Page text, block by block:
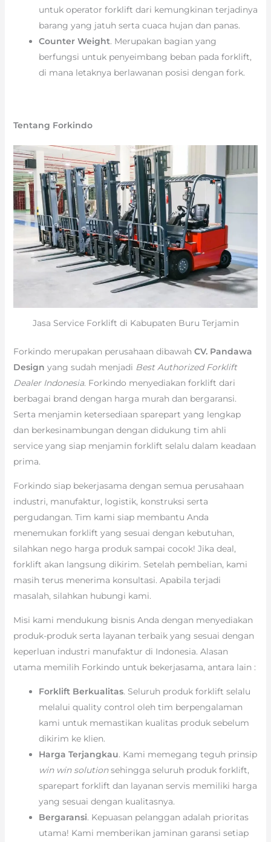
untuk operator forklift dari kemungkinan terjadinya
barang yang jatuh serta cuaca hujan dan panas.
Counter Weight. Merupakan bagian yang
berfungsi untuk penyeimbang beban pada forklift,
di mana letaknya berlawanan posisi dengan fork.
Tentang Forkindo
Jasa Service Forklift di Kabupaten Buru Terjamin
Forkindo merupakan perusahaan dibawah CV. Pandawa
Design yang sudah menjadi Best Authorized Forklift
Dealer Indonesia. Forkindo menyediakan forklift dari
berbagai brand dengan harga murah dan bergaransi.
Serta menjamin ketersediaan sparepart yang lengkap
dan berkesinambungan dengan didukung tim ahli
service yang siap menjamin forklift selalu dalam keadaan
prima.
Forkindo siap bekerjasama dengan semua perusahaan
industri, manufaktur, logistik, konstruksi serta
pergudangan. Tim kami siap membantu Anda
menemukan forklift yang sesuai dengan kebutuhan,
silahkan nego harga produk sampai cocok! Jika deal,
forklift akan langsung dikirim. Setelah pembelian, kami
masih terus menerima konsultasi. Apabila terjadi
masalah, silahkan hubungi kami.
Misi kami mendukung bisnis Anda dengan menyediakan
produk-produk serta layanan terbaik yang sesuai dengan
keperluan industri manufaktur di Indonesia. Alasan
utama memilih Forkindo untuk bekerjasama, antara lain :
Forklift Berkualitas. Seluruh produk forklift selalu
melalui quality control oleh tim berpengalaman
kami untuk memastikan kualitas produk sebelum
dikirim ke klien.
Harga Terjangkau. Kami memegang teguh prinsip
win win solutionsehingga seluruh produk forklift,
sparepart forklift dan layanan servis memiliki harga
yang sesuai dengan kualitasnya.
Bergaransi. Kepuasan pelanggan adalah prioritas
utama! Kami memberikan jaminan garansi setiap